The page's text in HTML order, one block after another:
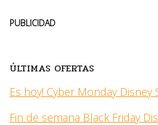
PUBLICIDAD
ÚLTIMAS OFERTAS
Es hoy! Cyber Monday Disney
Fin de semana Black Friday